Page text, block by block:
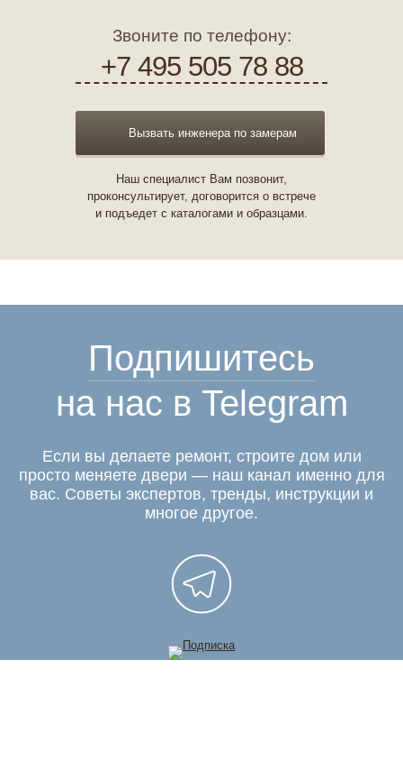
Звоните по телефону:
+7 495 505 78 88
Вызвать инженера по замерам
Наш специалист Вам позвонит,
проконсультирует, договорится о встрече
и подъедет с каталогами и образцами.
Подпишитесь
на нас в Telegram
Если вы делаете ремонт, строите дом или
просто меняете двери — наш канал именно для
вас. Советы экспертов, тренды, инструкции и
многое другое.